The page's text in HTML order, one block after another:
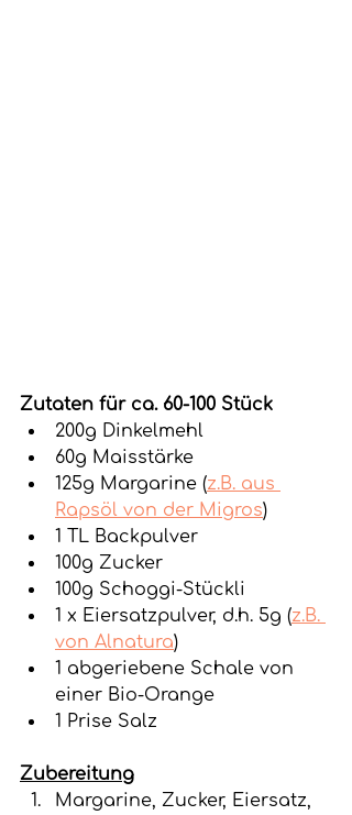
Zutaten für ca. 60-100 Stück
200g Dinkelmehl
60g Maisstärke
125g Margarine (z.B. aus
Rapsöl von der Migros)
1 TL Backpulver
100g Zucker
100g Schoggi-Stückli
1 x Eiersatzpulver, d.h. 5g (z.B.
von Alnatura)
1 abgeriebene Schale von
einer Bio-Orange
1 Prise Salz
Zubereitung
Margarine, Zucker, Eiersatz,